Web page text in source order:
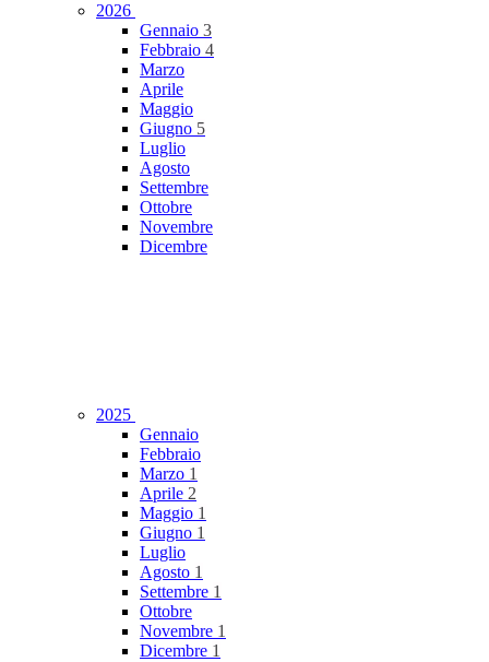
2026
Gennaio 3
Febbraio 4
Marzo
Aprile
Maggio
Giugno 5
Luglio
Agosto
Settembre
Ottobre
Novembre
Dicembre
2025
Gennaio
Febbraio
Marzo 1
Aprile 2
Maggio 1
Giugno 1
Luglio
Agosto 1
Settembre 1
Ottobre
Novembre 1
Dicembre 1